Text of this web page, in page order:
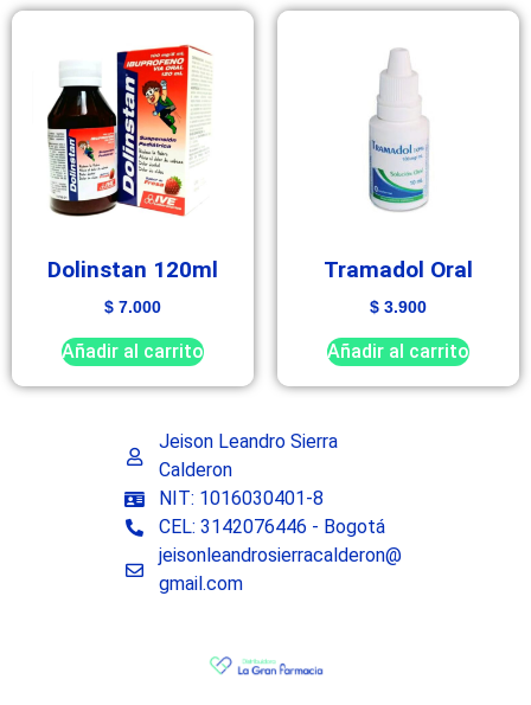
Dolinstan 120ml
$ 7.000
Añadir al carrito
Tramadol Oral
$ 3.900
Añadir al carrito
Jeison Leandro Sierra
Calderon
NIT: 1016030401-8
CEL: 3142076446 - Bogotá
jeisonleandrosierracalderon@
gmail.com